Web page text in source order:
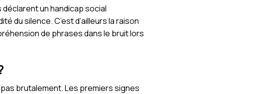
un handicap social
du silence. C’est d’ailleurs la raison
de phrases dans le bruit lors
pas brutalement. Les premiers signes